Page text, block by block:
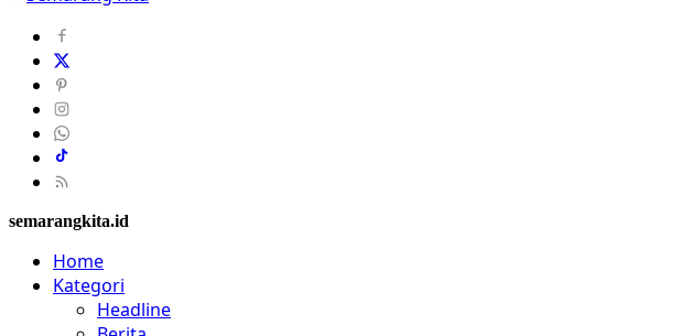
semarangkita.id
Home
Kategori
Headline